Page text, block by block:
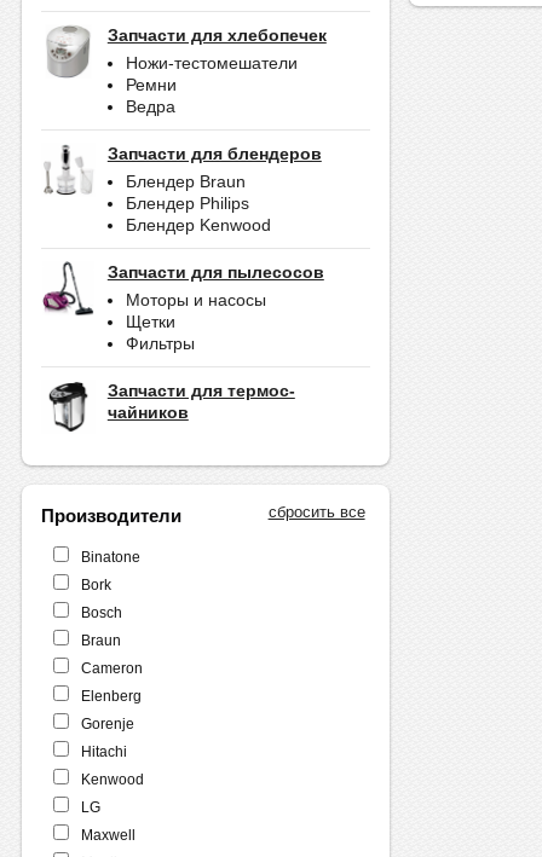
Запчасти для хлебопечек
Ножи-тестомешатели
Ремни
Ведра
Запчасти для блендеров
Блендер Braun
Блендер Philips
Блендер Kenwood
Запчасти для пылесосов
Моторы и насосы
Щетки
Фильтры
Запчасти для термос-
чайников
сбросить все
Производители
Binatone
Bork
Bosch
Braun
Cameron
Elenberg
Gorenje
Hitachi
Kenwood
LG
Maxwell